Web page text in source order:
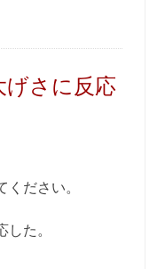
さに反応
ださい。
た。